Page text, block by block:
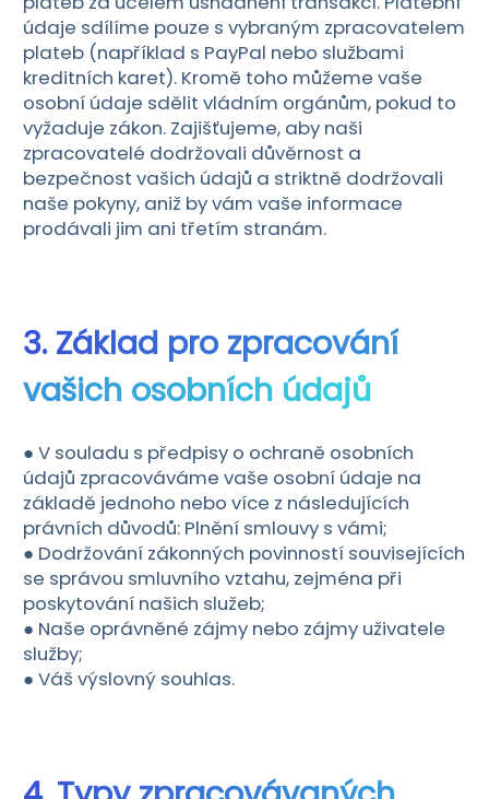
údaje sdílíme pouze s vybraným zpracovatelem
plateb (například s PayPal nebo službami
kreditních karet). Kromě toho můžeme vaše
osobní údaje sdělit vládním orgánům, pokud to
vyžaduje zákon. Zajišťujeme, aby naši
zpracovatelé dodržovali důvěrnost a
bezpečnost vašich údajů a striktně dodržovali
naše pokyny, aniž by vám vaše informace
prodávali jim ani třetím stranám.
3. Základ pro zpracování
vašich osobních údajů
● V souladu s předpisy o ochraně osobních
údajů zpracováváme vaše osobní údaje na
základě jednoho nebo více z následujících
právních důvodů: Plnění smlouvy s vámi;
● Dodržování zákonných povinností souvisejících
se správou smluvního vztahu, zejména při
poskytování našich služeb;
● Naše oprávněné zájmy nebo zájmy uživatele
služby;
● Váš výslovný souhlas.